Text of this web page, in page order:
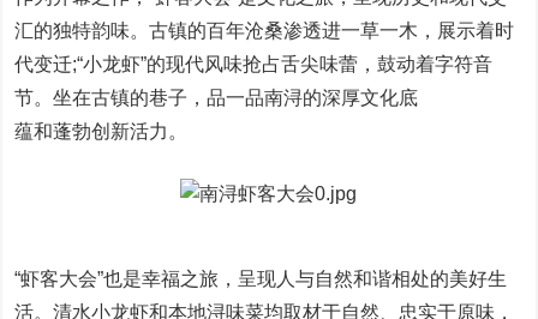
汇的独特韵味。古镇的百年沧桑渗透进一草一木，展示着时
代变迁;“小龙虾”的现代风味抢占舌尖味蕾，鼓动着字符音
节。坐在古镇的巷子，品一品南浔的深厚文化底
蕴和蓬勃创新活力。
“虾客大会”也是幸福之旅，呈现人与自然和谐相处的美好生
活。清水小龙虾和本地浔味菜均取材于自然、忠实于原味，